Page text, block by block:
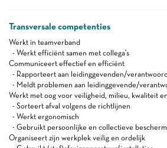
Transversale competenties
Werkt in teamverband
- Werkt efficiënt samen met collega's
Communiceert effectief en efficiënt
- Rapporteert aan leidinggevenden/
- Meldt problemen aan leidinggevende/
Werkt met oog voor veiligheid, milieu, kwaliteit
- Sorteert afval volgens de richtlijnen
- Werkt ergonomisch
- Gebruikt persoonlijke en collectieve
Organiseert zijn werkplek veilig en ordelijk